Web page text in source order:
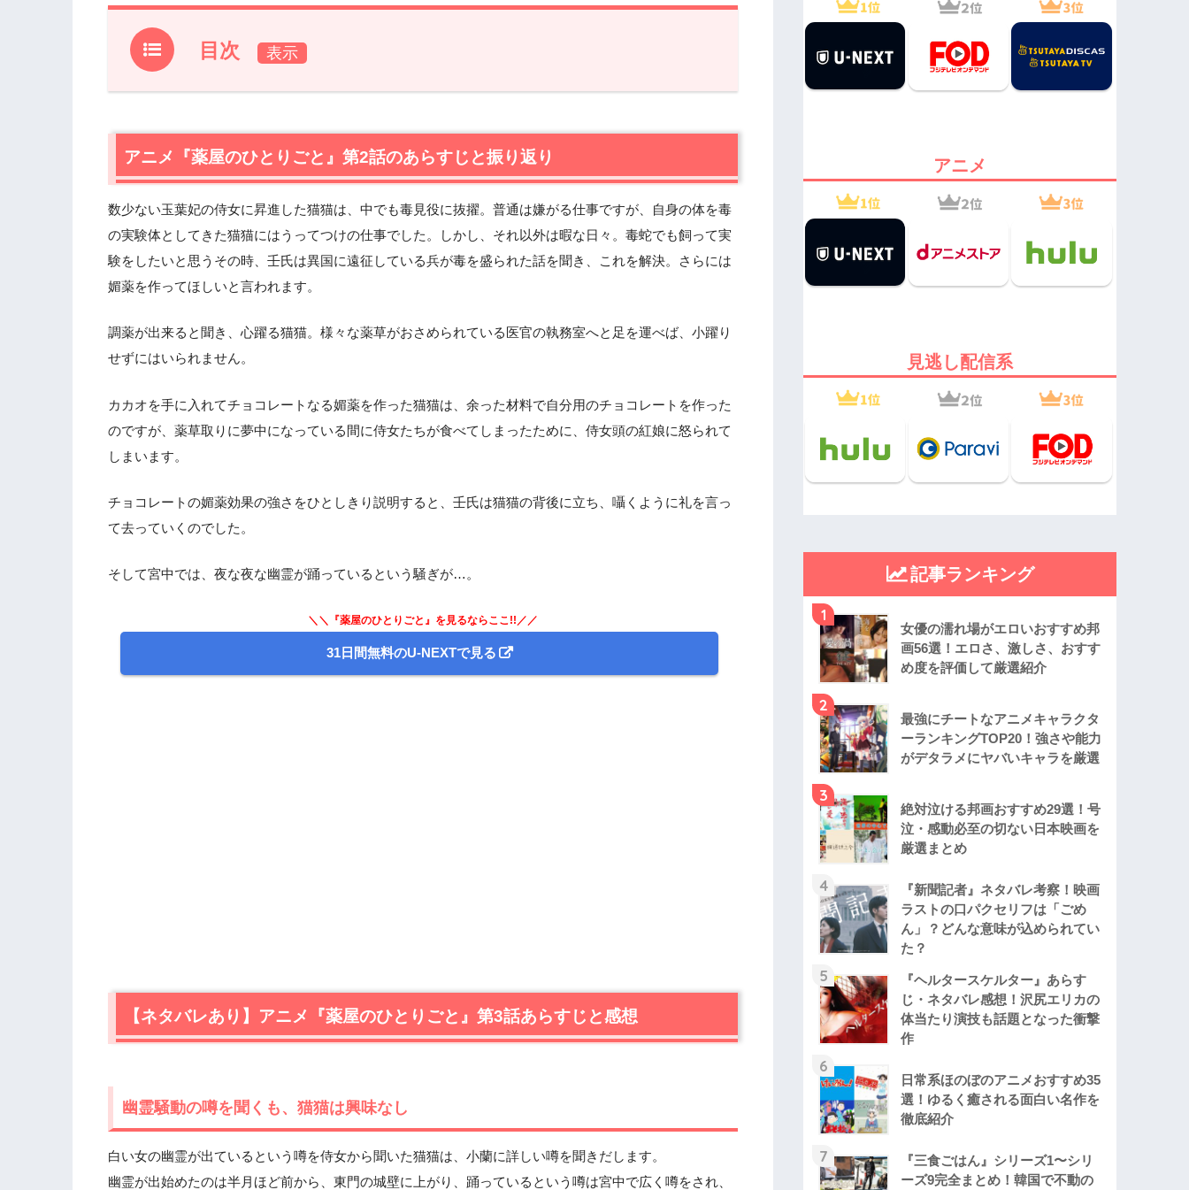
目次
1.アニメ『薬屋のひとりごと』第2話のあらすじと振り返り
2.1 幽霊騒動の噂を聞くも、猫猫は興味なし
2.2暇人・壬氏からの依頼
2.3幽霊の正体は芙蓉の花
2.4 猫猫がたどり着いた芙蓉妃の心
アニメ『薬屋のひとりごと』第2話のあらすじと振り返り
数少ない玉葉妃の侍女に昇進した猫猫は、中でも毒見役に抜擢。普通は嫌がる仕事ですが、自身の体を毒
の実験体としてきた猫猫にはうってつけの仕事でした。しかし、それ以外は暇な日々。毒蛇でも飼って実
験をしたいと思うその時、壬氏は異国に遠征している兵が毒を盛られた話を聞き、これを解決。さらには
媚薬を作ってほしいと言われます。
調薬が出来ると聞き、心躍る猫猫。様々な薬草がおさめられている医官の執務室へと足を運べば、小躍り
せずにはいられません。
カカオを手に入れてチョコレートなる媚薬を作った猫猫は、余った材料で自分用のチョコレートを作った
のですが、薬草取りに夢中になっている間に侍女たちが食べてしまったために、侍女頭の紅娘に怒られて
しまいます。
チョコレートの媚薬効果の強さをひとしきり説明すると、壬氏は猫猫の背後に立ち、囁くように礼を言っ
て去っていくのでした。
そして宮中では、夜な夜な幽霊が踊っているという騒ぎが…。
＼＼『薬屋のひとりごと』を見るならここ!!／／
31日間無料のU-NEXTで見る
【ネタバレあり】アニメ『薬屋のひとりごと』第3話あらすじと感想
幽霊騒動の噂を聞くも、猫猫は興味なし
白い女の幽霊が出ているという噂を侍女から聞いた猫猫は、小蘭に詳しい噂を聞きだします。
幽霊が出始めたのは半月ほど前から、東門の城壁に上がり、踊っているという噂は宮中で広く噂をされ、
アニメ
見逃し配信系
記事ランキング
1
女優の濡れ場がエロいおすすめ邦
画56選！エロさ、激しさ、おすす
め度を評価して厳選紹介
2
最強にチートなアニメキャラクタ
ーランキングTOP20！強さや能力
がデタラメにヤバいキャラを厳選
3
絶対泣ける邦画おすすめ29選！号
泣・感動必至の切ない日本映画を
厳選まとめ
4
『新聞記者』ネタバレ考察！映画
ラストの口パクセリフは「ごめ
ん」？どんな意味が込められてい
た？
5
『ヘルタースケルター』あらす
じ・ネタバレ感想！沢尻エリカの
体当たり演技も話題となった衝撃
作
6
日常系ほのぼのアニメおすすめ35
選！ゆるく癒される面白い名作を
徹底紹介
7
『三食ごはん』シリーズ1〜シリ
ーズ9完全まとめ！韓国で不動の